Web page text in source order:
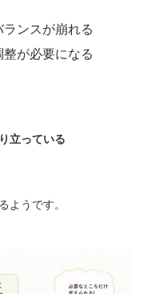
ンスが崩れる
が必要になる
立っている
ようです。